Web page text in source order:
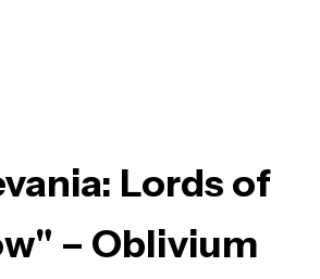
Lords of
– Oblivium